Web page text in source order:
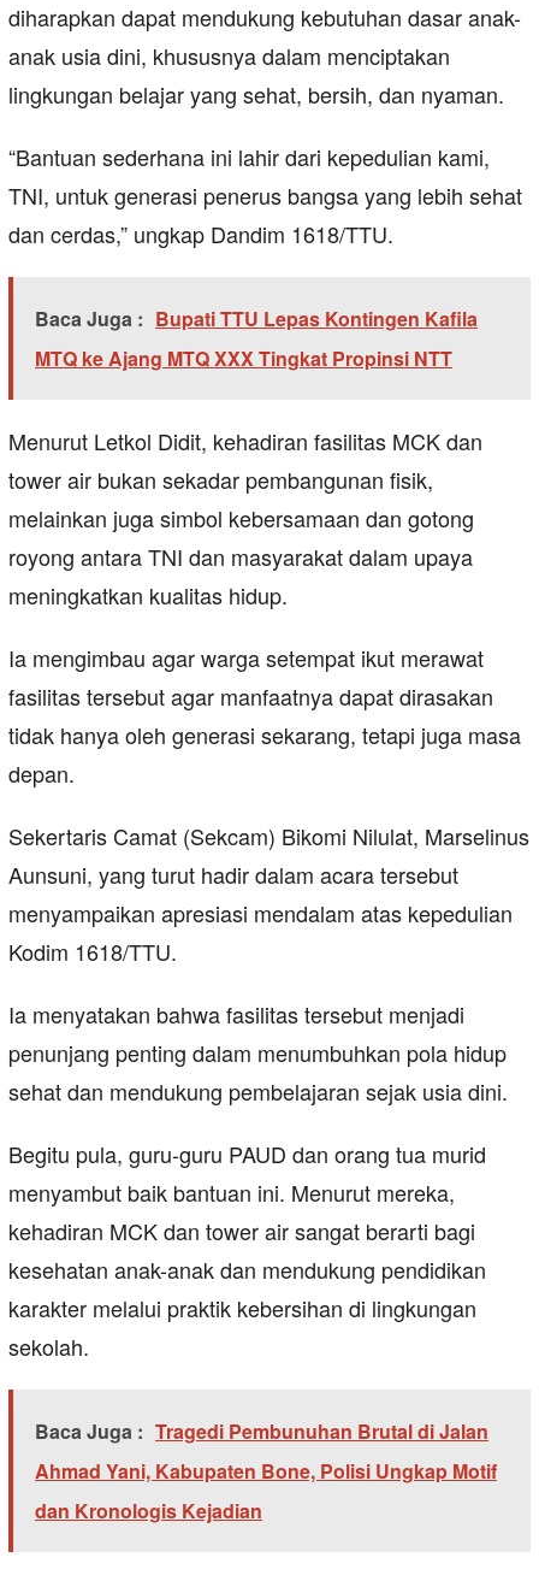
diharapkan dapat mendukung kebutuhan dasar anak-
anak usia dini, khususnya dalam menciptakan
lingkungan belajar yang sehat, bersih, dan nyaman.
“Bantuan sederhana ini lahir dari kepedulian kami,
TNI, untuk generasi penerus bangsa yang lebih sehat
dan cerdas,” ungkap Dandim 1618/TTU.
Baca Juga : Bupati TTU Lepas Kontingen Kafila
MTQ ke Ajang MTQ XXX Tingkat Propinsi NTT
Menurut Letkol Didit, kehadiran fasilitas MCK dan
tower air bukan sekadar pembangunan fisik,
melainkan juga simbol kebersamaan dan gotong
royong antara TNI dan masyarakat dalam upaya
meningkatkan kualitas hidup.
Ia mengimbau agar warga setempat ikut merawat
fasilitas tersebut agar manfaatnya dapat dirasakan
tidak hanya oleh generasi sekarang, tetapi juga masa
depan.
Sekertaris Camat (Sekcam) Bikomi Nilulat, Marselinus
Aunsuni, yang turut hadir dalam acara tersebut
menyampaikan apresiasi mendalam atas kepedulian
Kodim 1618/TTU.
Ia menyatakan bahwa fasilitas tersebut menjadi
penunjang penting dalam menumbuhkan pola hidup
sehat dan mendukung pembelajaran sejak usia dini.
Begitu pula, guru-guru PAUD dan orang tua murid
menyambut baik bantuan ini. Menurut mereka,
kehadiran MCK dan tower air sangat berarti bagi
kesehatan anak-anak dan mendukung pendidikan
karakter melalui praktik kebersihan di lingkungan
sekolah.
Baca Juga : Tragedi Pembunuhan Brutal di Jalan
Ahmad Yani, Kabupaten Bone, Polisi Ungkap Motif
dan Kronologis Kejadian